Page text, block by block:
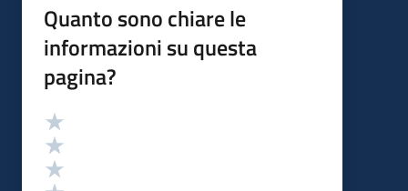
Quanto sono chiare le
informazioni su questa
pagina?
Valutazione